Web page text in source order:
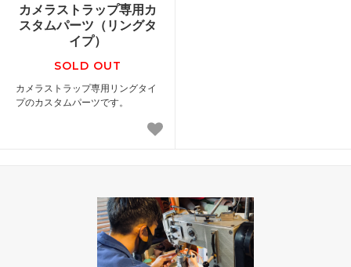
カメラストラップ専用カ
スタムパーツ（リングタ
イプ）
SOLD OUT
カメラストラップ専用リングタイ
プのカスタムパーツです。